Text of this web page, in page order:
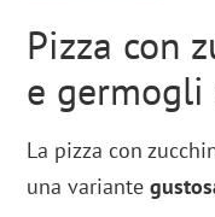
Pizza con
e
La pizza con
una variante